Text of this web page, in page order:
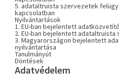
5. adataltruista szervezetek
kapcsolatban
Nyilvántartások
1. EU-ban bejelentett
2. EU-ban bejelentett
3. Magyarországon bejelentett
nyilvántartása
Tanulmányút
Döntések
Adatvédelem